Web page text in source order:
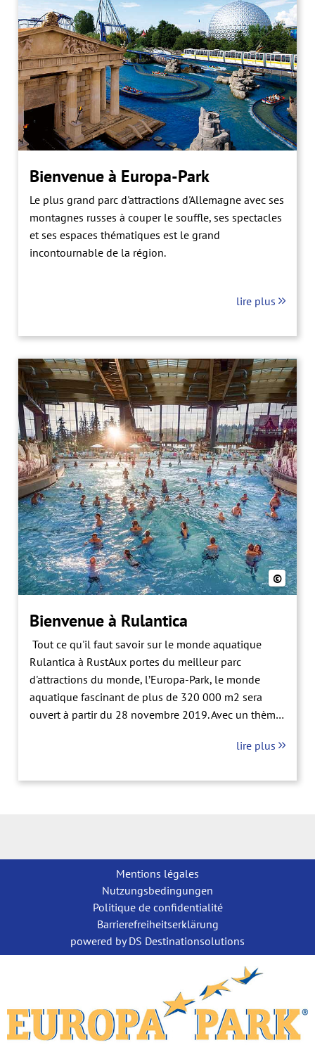
Bienvenue à Europa-Park
Le plus grand parc d'attractions d'Allemagne avec ses
montagnes russes à couper le souffle, ses spectacles
et ses espaces thématiques est le grand
incontournable de la région.
lire plus
©
Bienvenue à Rulantica
Tout ce qu'il faut savoir sur le monde aquatique
Rulantica à RustAux portes du meilleur parc
d'attractions du monde, l’Europa-Park, le monde
aquatique fascinant de plus de 320 000 m2 sera
ouvert à partir du 28 novembre 2019. Avec un thème
Scandinavie, les 25 attractions réparties dans 9
spectaculaires - garantissent une aventure pour les
lire plus
Mentions légales
Nutzungsbedingungen
Politique de confidentialité
Barrierefreiheitserklärung
powered by DS Destinationsolutions